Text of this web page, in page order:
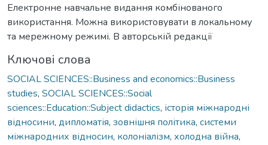
Електронне навчальне видання комбінованого
використання. Можна використовувати в локальному
та мережному режимі. В авторській редакції
Ключові слова
SOCIAL SCIENCES::Business and economics::Business
studies, SOCIAL SCIENCES::Social
sciences::Education::Subject didactics, історія міжнародні
відносини, дипломатія, зовнішня політика, системи
міжнародних відносин, колоніалізм, холодна війна,